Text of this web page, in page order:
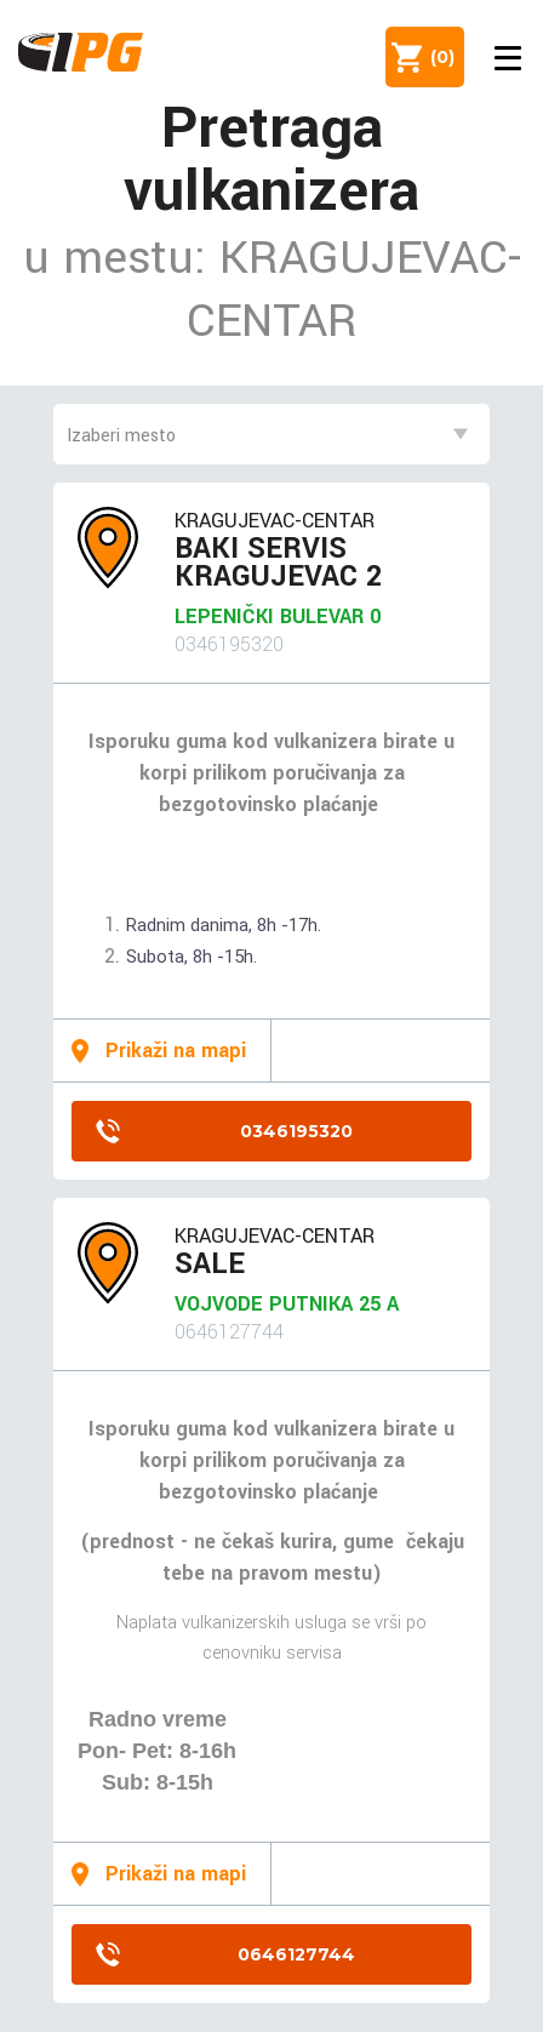
(0)
Pretraga
vulkanizera
u mestu: KRAGUJEVAC-
CENTAR
KRAGUJEVAC-CENTAR
BAKI SERVIS
KRAGUJEVAC 2
LEPENIČKI BULEVAR 0
0346195320
Isporuku guma kod vulkanizera birate u
korpi prilikom poručivanja za
bezgotovinsko plaćanje
Radnim danima, 8h -17h.
Subota, 8h -15h.
Prikaži na mapi
0346195320
KRAGUJEVAC-CENTAR
SALE
VOJVODE PUTNIKA 25 A
0646127744
Isporuku guma kod vulkanizera birate u
korpi prilikom poručivanja za
bezgotovinsko plaćanje
(prednost - ne čekaš kurira, gume čekaju
tebe na pravom mestu)
Naplata vulkanizerskih usluga se vrši po
cenovniku servisa
Radno vreme
Pon- Pet: 8-16h
Sub: 8-15h
Prikaži na mapi
0646127744